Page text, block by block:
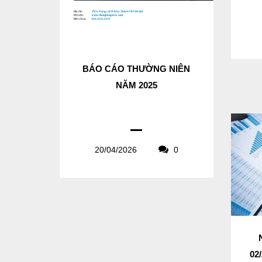
BÁO CÁO THƯỜNG NIÊN
NĂM 2025
20/04/2026 0